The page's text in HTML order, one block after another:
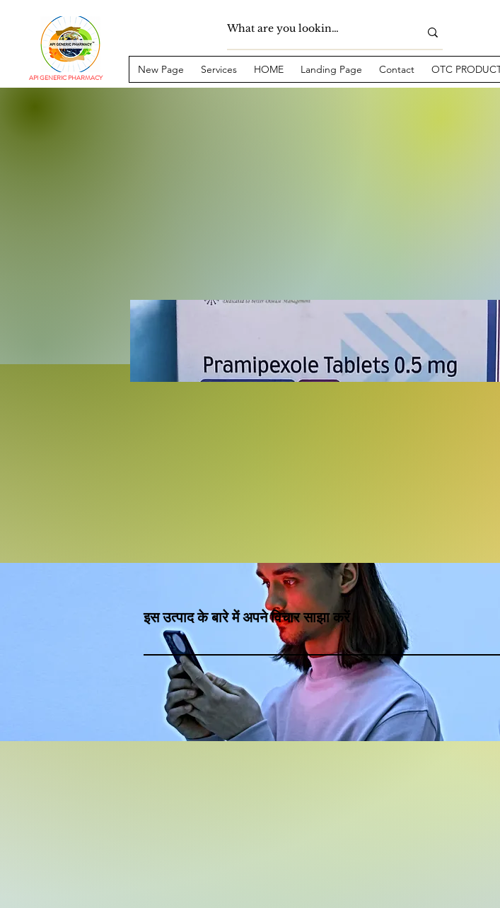
API GENERIC PHARMACY
New Page Services HOME Landing Page Contact OTC
इस उत्पाद के बारे में अपने विचार साझा करें